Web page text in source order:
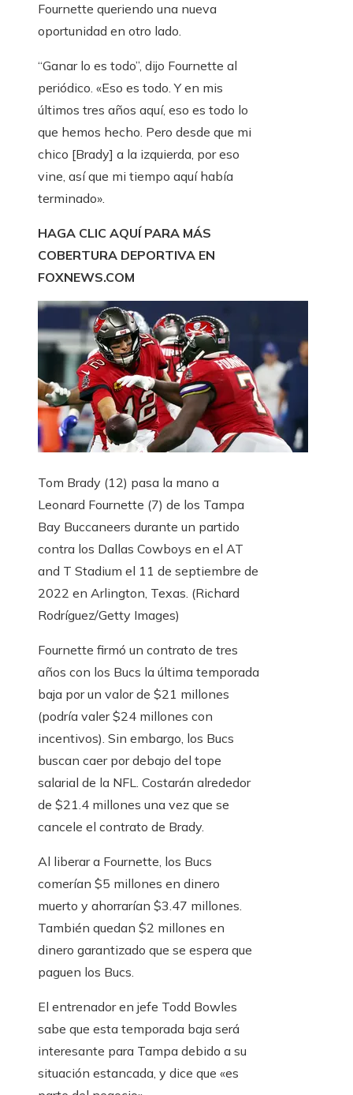
Fournette queriendo una nueva
oportunidad en otro lado.
“Ganar lo es todo”, dijo Fournette al
periódico. «Eso es todo. Y en mis
últimos tres años aquí, eso es todo lo
que hemos hecho. Pero desde que mi
chico [Brady] a la izquierda, por eso
vine, así que mi tiempo aquí había
terminado».
HAGA CLIC AQUÍ PARA MÁS
COBERTURA DEPORTIVA EN
FOXNEWS.COM
Tom Brady (12) pasa la mano a
Leonard Fournette (7) de los Tampa
Bay Buccaneers durante un partido
contra los Dallas Cowboys en el AT
and T Stadium el 11 de septiembre de
2022 en Arlington, Texas. (Richard
Rodríguez/Getty Images)
Fournette firmó un contrato de tres
años con los Bucs la última temporada
baja por un valor de $21 millones
(podría valer $24 millones con
incentivos). Sin embargo, los Bucs
buscan caer por debajo del tope
salarial de la NFL. Costarán alrededor
de $21.4 millones una vez que se
cancele el contrato de Brady.
Al liberar a Fournette, los Bucs
comerían $5 millones en dinero
muerto y ahorrarían $3.47 millones.
También quedan $2 millones en
dinero garantizado que se espera que
paguen los Bucs.
El entrenador en jefe Todd Bowles
sabe que esta temporada baja será
interesante para Tampa debido a su
situación estancada, y dice que «es